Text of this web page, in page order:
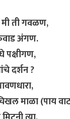
ती गवळण,
अंगण.
पक्षीगण,
दर्शन ?
माळा (पाय